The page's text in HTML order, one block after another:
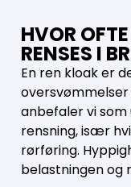
HVOR
RENSES I
En ren kloak er
anbefaler vi
rensning, især
rørføring.
belastningen og